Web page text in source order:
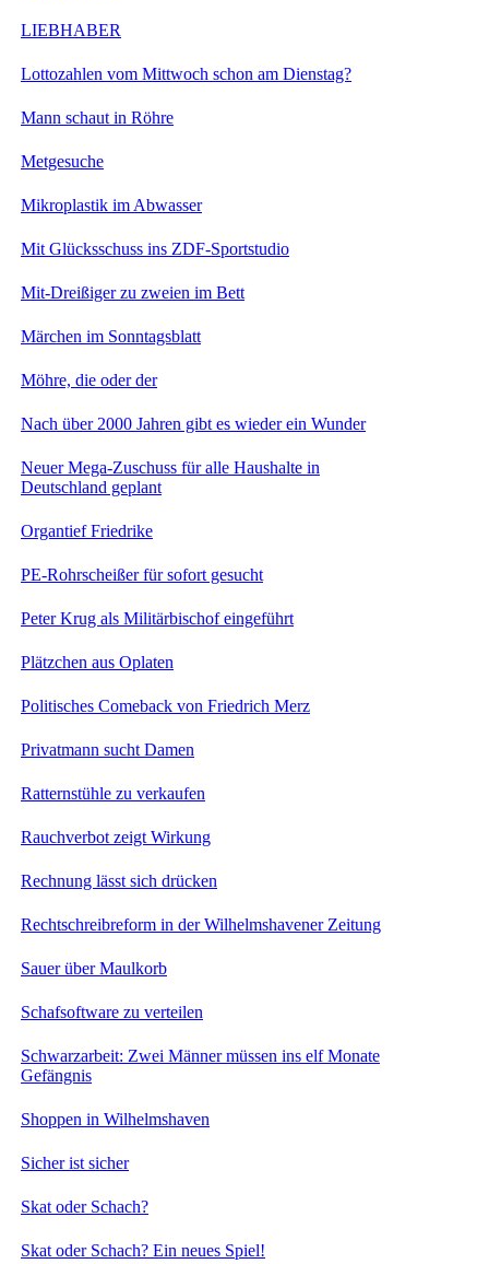
LIEBHABER
Lottozahlen vom Mittwoch schon am Dienstag?
Mann schaut in Röhre
Metgesuche
Mikroplastik im Abwasser
Mit Glücksschuss ins ZDF-Sportstudio
Mit-Dreißiger zu zweien im Bett
Märchen im Sonntagsblatt
Möhre, die oder der
Nach über 2000 Jahren gibt es wieder ein Wunder
Neuer Mega-Zuschuss für alle Haushalte in
Deutschland geplant
Organtief Friedrike
PE-Rohrscheißer für sofort gesucht
Peter Krug als Militärbischof eingeführt
Plätzchen aus Oplaten
Politisches Comeback von Friedrich Merz
Privatmann sucht Damen
Ratternstühle zu verkaufen
Rauchverbot zeigt Wirkung
Rechnung lässt sich drücken
Rechtschreibreform in der Wilhelmshavener Zeitung
Sauer über Maulkorb
Schafsoftware zu verteilen
Schwarzarbeit: Zwei Männer müssen ins elf Monate
Gefängnis
Shoppen in Wilhelmshaven
Sicher ist sicher
Skat oder Schach?
Skat oder Schach? Ein neues Spiel!